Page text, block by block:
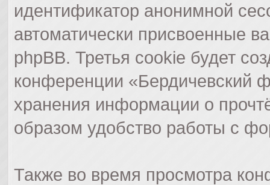
идентификатор анонимной
автоматически присвоенные
phpBB. Третья cookie будет
конференции «Бердичевский
хранения информации о
образом удобство работы с
Также во время просмотра